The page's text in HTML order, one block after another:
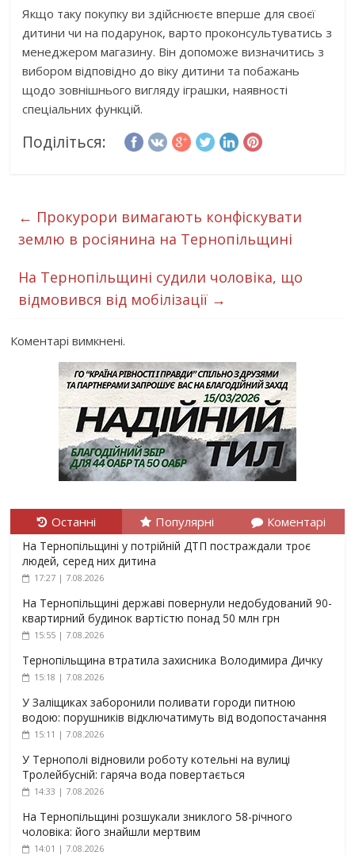
Якщо таку покупку ви здійснюєте вперше для своєї
дитини чи на подарунок, варто проконсультуватись з
менеджером магазину. Він допоможе визначитись з
вибором відповідно до віку дитини та побажань
щодо зовнішнього вигляду іграшки, наявності
спеціальних функцій.
Поділіться:
← Прокурори вимагають конфіскувати
землю в росіянина на Тернопільщині
На Тернопільщині судили чоловіка, що
відмовився від мобілізації →
Коментарі вимкнені.
Останні Популярні Коментарі
На Тернопільщині у потрійній ДТП постраждали троє
людей, серед них дитина
17:27 | 7.08.2026
На Тернопільщині державі повернули недобудований 90-
квартирний будинок вартістю понад 50 млн грн
15:55 | 7.08.2026
Тернопільщина втратила захисника Володимира Дичку
15:18 | 7.08.2026
У Заліщиках заборонили поливати городи питною
водою: порушників відключатимуть від водопостачання
15:11 | 7.08.2026
У Тернополі відновили роботу котельні на вулиці
Тролейбусній: гаряча вода повертається
14:33 | 7.08.2026
На Тернопільщині розшукали зниклого 58-річного
чоловіка: його знайшли мертвим
14:01 | 7.08.2026